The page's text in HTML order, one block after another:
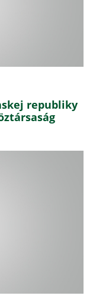
republiky